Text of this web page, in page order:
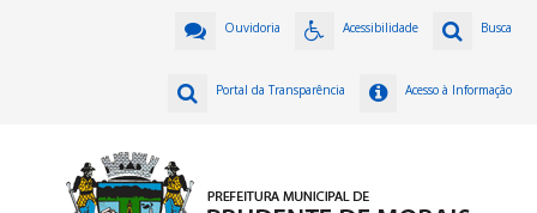
Busca
Acessibilidade
Ouvidoria
Acesso à Informação
Portal da Transparência